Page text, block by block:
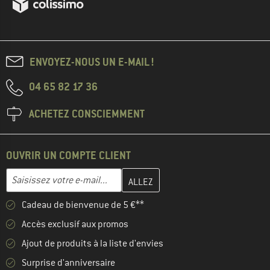
ENVOYEZ-NOUS UN E-MAIL !
04 65 82 17 36
ACHETEZ CONSCIEMMENT
OUVRIR UN COMPTE CLIENT
Adresse e-mail
Entrez votre adresse e-mail ici et créez votre compte client à la
Cadeau de bienvenue de 5 €**
Accès exclusif aux promos
Ajout de produits à la liste d'envies
Surprise d'anniversaire